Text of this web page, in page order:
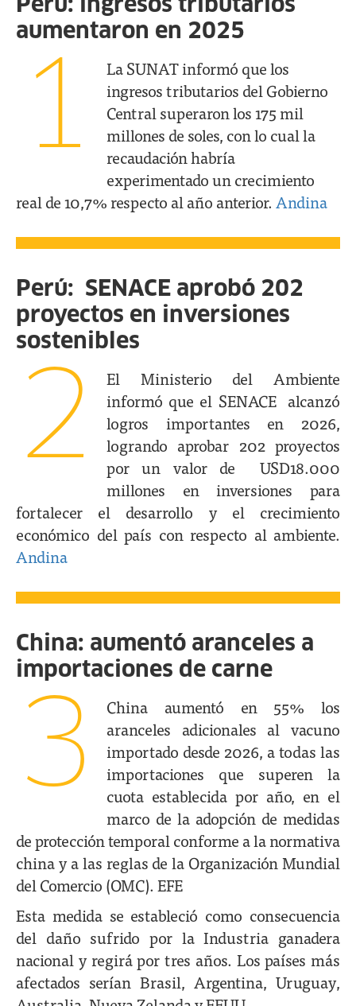
Perú: ingresos tributarios
aumentaron en 2025
1
La SUNAT informó que los
ingresos tributarios del Gobierno
Central superaron los 175 mil
millones de soles, con lo cual la
recaudación habría
experimentado un crecimiento
real de 10,7% respecto al año anterior. Andina
Perú: SENACE aprobó 202
proyectos en inversiones
sostenibles
2
El Ministerio del Ambiente
informó que el SENACE alcanzó
logros importantes en 2026,
logrando aprobar 202 proyectos
por un valor de USD18.000
millones en inversiones para
fortalecer el desarrollo y el crecimiento
económico del país con respecto al ambiente.
Andina
China: aumentó aranceles a
importaciones de carne
3
China aumentó en 55% los
aranceles adicionales al vacuno
importado desde 2026, a todas las
importaciones que superen la
cuota establecida por año, en el
marco de la adopción de medidas
de protección temporal conforme a la normativa
china y a las reglas de la Organización Mundial
del Comercio (OMC). EFE
Esta medida se estableció como consecuencia
del daño sufrido por la Industria ganadera
nacional y regirá por tres años. Los países más
afectados serían Brasil, Argentina, Uruguay,